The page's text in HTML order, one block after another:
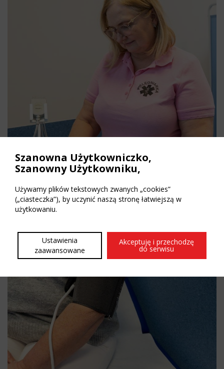
Szanowna Użytkowniczko,
Szanowny Użytkowniku,
Używamy plików tekstowych zwanych „cookies”
(„ciasteczka”), by uczynić naszą stronę łatwiejszą w
użytkowaniu.
Ustawienia
zaawansowane
Akceptuję i przechodzę
do serwisu